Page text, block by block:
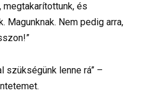
megtakarítottunk, és
Magunknak. Nem pedig arra,
szükségünk lenne rá” –